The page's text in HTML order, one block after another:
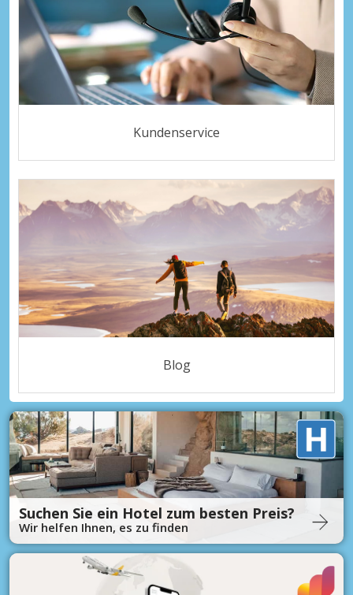
Kundenservice
Blog
Suchen Sie ein Hotel zum besten Preis?
Wir helfen Ihnen, es zu finden